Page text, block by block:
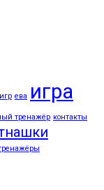
ева игра
тренажёр контакты